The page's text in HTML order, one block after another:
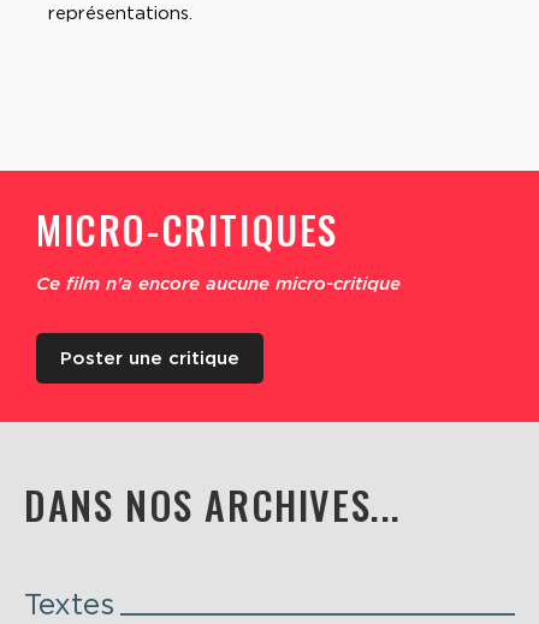
représentations.
MICRO-CRITIQUES
Ce film n'a encore aucune micro-critique
Poster une critique
DANS NOS ARCHIVES...
Textes